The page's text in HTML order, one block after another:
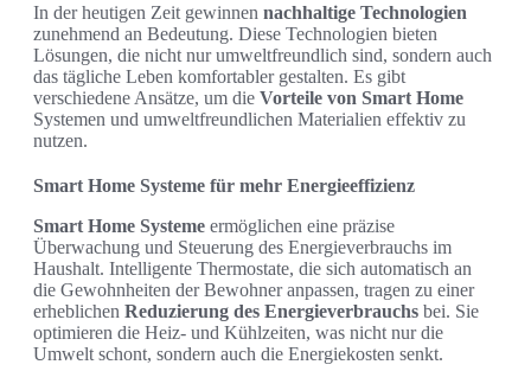
In der heutigen Zeit gewinnen nachhaltige Technologien
zunehmend an Bedeutung. Diese Technologien bieten
Lösungen, die nicht nur umweltfreundlich sind, sondern auch
das tägliche Leben komfortabler gestalten. Es gibt
verschiedene Ansätze, um die Vorteile von Smart Home
Systemen und umweltfreundlichen Materialien effektiv zu
nutzen.
Smart Home Systeme für mehr Energieeffizienz
Smart Home Systeme ermöglichen eine präzise
Überwachung und Steuerung des Energieverbrauchs im
Haushalt. Intelligente Thermostate, die sich automatisch an
die Gewohnheiten der Bewohner anpassen, tragen zu einer
erheblichen Reduzierung des Energieverbrauchs bei. Sie
optimieren die Heiz- und Kühlzeiten, was nicht nur die
Umwelt schont, sondern auch die Energiekosten senkt.